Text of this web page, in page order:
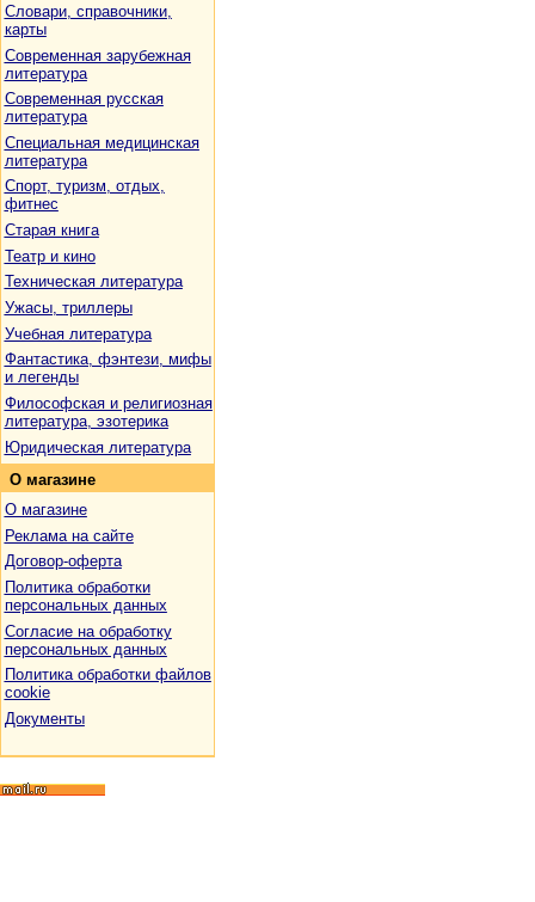
Словари, справочники,
карты
Современная зарубежная
литература
Современная русская
литература
Специальная медицинская
литература
Спорт, туризм, отдых,
фитнес
Старая книга
Театр и кино
Техническая литература
Ужасы, триллеры
Учебная литература
Фантастика, фэнтези, мифы
и легенды
Философская и религиозная
литература, эзотерика
Юридическая литература
О магазине
О магазине
Реклама на сайте
Договор-оферта
Политика обработки
персональных данных
Согласие на обработку
персональных данных
Политика обработки файлов
cookie
Документы